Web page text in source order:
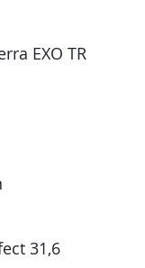
EXO TR
31,6